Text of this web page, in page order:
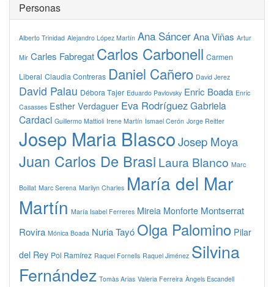
Personas
Alberto Trinidad Alejandro López Martín Ana SáncerAna Viñas Artur
Mir Carles Fabregat Carlos Carbonell Carmen
Liberal Claudia Contreras Daniel Cañero David Jerez
David Palau Débora Tajer Eduardo Pavlovsky Enric Boada Enric
Casasses Esther Verdaguer Eva RodríguezGabriela
Cardaci Guillermo Mattioli Irene Martín Ismael Cerón Jorge Reitter
Josep Maria BlascoJosep Moya
Juan Carlos De Brasi Laura Blanco Marc
Boillat Marc Serena Marilyn Charles María del Mar
Martín María Isabel Ferreres Mireia Monforte Montserrat
Rovira Mónica Boada Nuria Tayó Olga Palomino Pilar
del Rey Pol Ramírez Raquel Fornells Raquel Jiménez Silvina
Fernández Tomàs Arias Valeria Ferreira Àngels Escandell